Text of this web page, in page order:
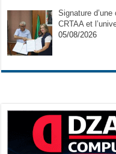
Signature
CRTAA et
05/08/2026